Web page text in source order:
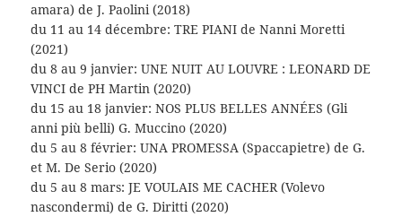
amara) de J. Paolini (2018)
du 11 au 14 décembre: TRE PIANI de Nanni Moretti
(2021)
du 8 au 9 janvier: UNE NUIT AU LOUVRE : LEONARD DE
VINCI de PH Martin (2020)
du 15 au 18 janvier: NOS PLUS BELLES ANNÉES (Gli
anni più belli) G. Muccino (2020)
du 5 au 8 février: UNA PROMESSA (Spaccapietre) de G.
et M. De Serio (2020)
du 5 au 8 mars: JE VOULAIS ME CACHER (Volevo
nascondermi) de G. Diritti (2020)